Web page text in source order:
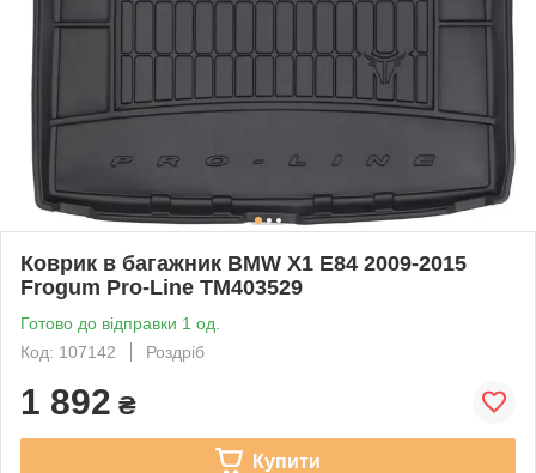
Коврик в багажник BMW X1 E84 2009-2015
Frogum Pro-Line TM403529
Готово до відправки 1 од.
Код: 107142
Роздріб
1 892 ₴
Купити